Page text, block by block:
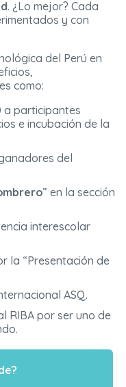
. ¿Lo mejor? Cada
y con
del Perú en
como:
a participantes
e incubación de la
del
” en la sección
interescolar
la “Presentación de
ASQ.
RIBA por ser uno de